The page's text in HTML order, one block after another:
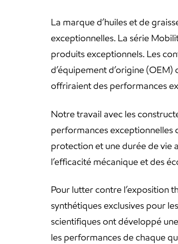
La marque d’huiles et de
exceptionnelles. La série
produits exceptionnels. Les
d’équipement d’origine
offriraient des performances
Notre travail avec les
performances exceptionnelles
protection et une durée de vie
l’efficacité mécanique et des
Pour lutter contre l’exposition
synthétiques exclusives pour
scientifiques ont développé
les performances de chaque